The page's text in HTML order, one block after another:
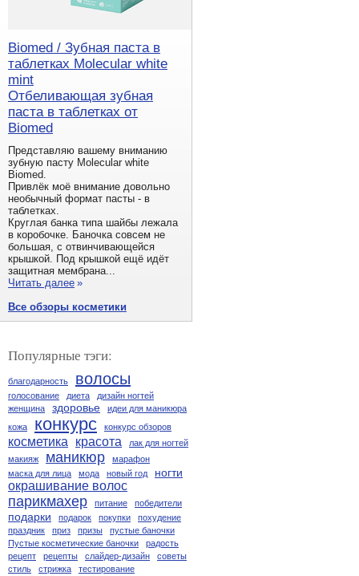
Biomed / Зубная паста в
таблетках Molecular white
mint
Отбеливающая зубная
паста в таблетках от
Biomed
Представляю вашему вниманию
зубную пасту Molecular white
Biomed.
Привлёк моё внимание довольно
необычный формат пасты - в
таблетках.
Круглая банка типа шайбы лежала
в коробочке. Баночка совсем не
большая, с отвинчивающейся
крышкой. Под крышкой ещё идёт
защитная мембрана...
Читать далее »
Все обзоры косметики
Популярные тэги:
благодарность волосы
голосование диета
дизайн ногтей
женщина
здоровье
идеи для маникюра
кожа
конкурс конкурс обзоров
косметика красота
лак для ногтей
макияж
маникюр
марафон
маска для лица
мода новый год ногти
окрашивание волос
парикмахер питание победители
подарки подарок покупки
похудение
праздник
приз призы
пустые баночки
Пустые косметические баночки
радость
рецепт
рецепты слайдер-дизайн
советы
стиль
стрижка
тестирование